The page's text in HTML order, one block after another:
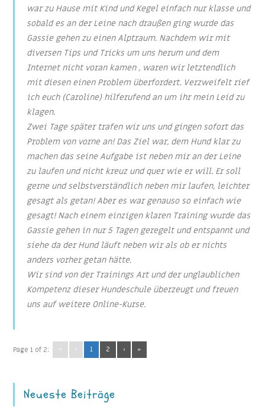
war zu Hause mit Kind und Kegel einfach nur klasse und
sobald es an der Leine nach draußen ging wurde das
Gassie gehen zu einen Alptraum. Nachdem wir mit
diversen Tips und Tricks um uns herum und dem
Internet nicht voran kamen , waren wir letztendlich
mit diesen einen Problem überfordert. Verzweifelt rief
ich euch (Caroline) hilferufend an um ihr mein Leid zu
klagen.
Zwei Tage später trafen wir uns und gingen sofort das
Problem von vorne an! Das Ziel war, dem Hund klar zu
machen das seine Aufgabe ist neben mir an der Leine
zu laufen und nicht kreuz und quer wie er will. Er soll
gerne und selbstverständlich neben mir laufen, leichter
gesagt als getan! Aber es war genauso so einfach wie
gesagt! Nach einem einzigen klaren Training wurde das
Gassie gehen in nur 5 Tagen geregelt und entspannt und
siehe da der Hund läuft neben wir als ob er nichts
anders vorher getan hätte.
Wir sind von der Trainings Art und der unglaublichen
Kompetenz dieser Hundeschule überzeugt und freuen
uns auf weitere Online-Kurse.
Page 1 of 2: « ‹ 1 2 › »
Neueste Beiträge